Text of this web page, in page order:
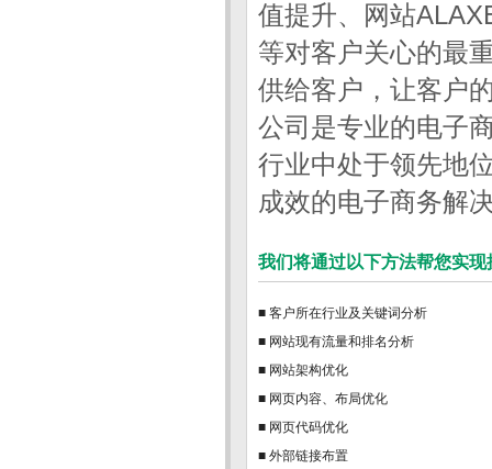
值提升、网站
等对客户关心的最
供给客户，让客户
公司是专业的电子
行业中处于领先地
成效的电子商务解
我们将通过以下方法帮您实
■ 客户所在行业及关键词分析
■ 网站现有流量和排名分析
■ 网站架构优化
■ 网页内容、布局优化
■ 网页代码优化
■ 外部链接布置